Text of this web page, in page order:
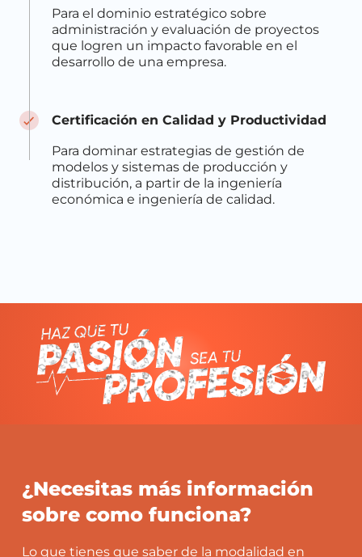
Para el dominio estratégico sobre
administración y evaluación de proyectos
que logren un impacto favorable en el
desarrollo de una empresa.
Certificación en Calidad y Productividad
Para dominar estrategias de gestión de
modelos y sistemas de producción y
distribución, a partir de la ingeniería
económica e ingeniería de calidad.
¿Necesitas más información
sobre como funciona?
Lo que tienes que saber de la modalidad en